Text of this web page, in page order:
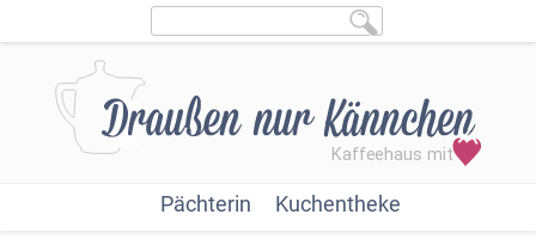
Pächterin Kuchentheke